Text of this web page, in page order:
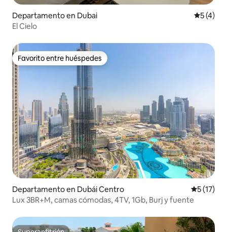
Departamento en Dubai
5 (4)
El Cielo
Favorito entre huéspedes
Favorito entre huéspedes
Departamento en Dubái Centro
5 (17)
Lux 3BR+M, camas cómodas, 4TV, 1Gb, Burj y fuente